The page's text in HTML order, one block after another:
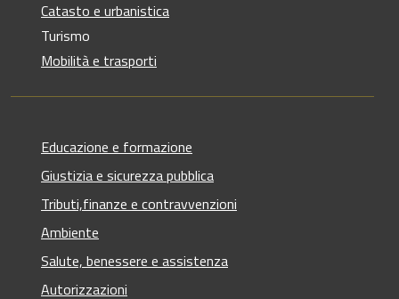
Catasto e urbanistica
Turismo
Mobilità e trasporti
Educazione e formazione
Giustizia e sicurezza pubblica
Tributi,finanze e contravvenzioni
Ambiente
Salute, benessere e assistenza
Autorizzazioni